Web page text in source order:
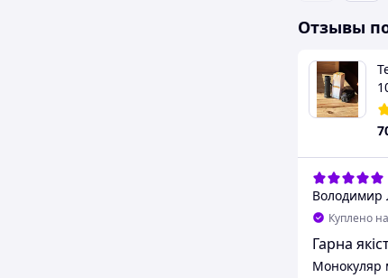
Отзывы
Володимир
Куплено
Гарна
Монокуляр